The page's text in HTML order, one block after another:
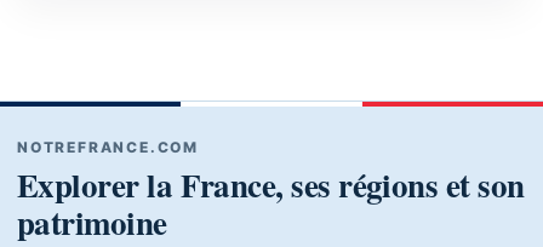
NOTREFRANCE.COM
Explorer la France, ses régions et son
patrimoine